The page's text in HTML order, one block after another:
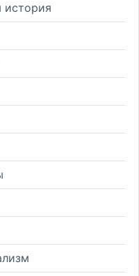
история